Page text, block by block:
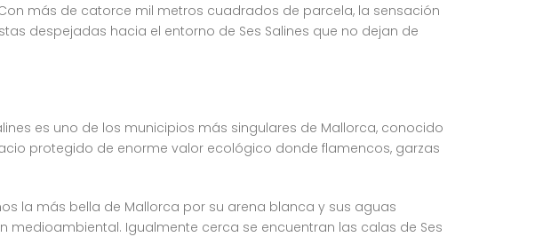
más de catorce mil metros cuadrados de parcela, la sensación
despejadas hacia el entorno de Ses Salines que no dejan de
es uno de los municipios más singulares de Mallorca, conocido
protegido de enorme valor ecológico donde flamencos, garzas
la más bella de Mallorca por su arena blanca y sus aguas
Igualmente cerca se encuentran las calas de Ses